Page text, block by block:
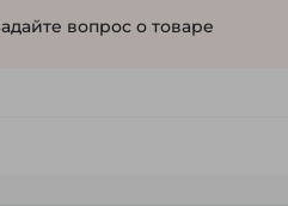
вопрос о товаре